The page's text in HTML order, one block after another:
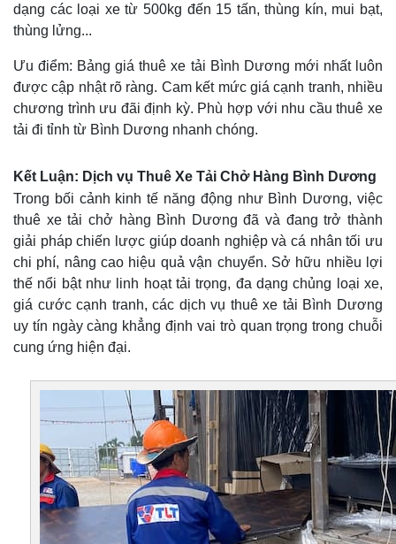
dạng các loại xe từ 500kg đến 15 tấn, thùng kín, mui bạt,
thùng lửng...
Ưu điểm: Bảng giá thuê xe tải Bình Dương mới nhất luôn
được cập nhật rõ ràng. Cam kết mức giá cạnh tranh, nhiều
chương trình ưu đãi định kỳ. Phù hợp với nhu cầu thuê xe
tải đi tỉnh từ Bình Dương nhanh chóng.
Kết Luận: Dịch vụ Thuê Xe Tải Chở Hàng Bình Dương
Trong bối cảnh kinh tế năng động như Bình Dương, việc
thuê xe tải chở hàng Bình Dương đã và đang trở thành
giải pháp chiến lược giúp doanh nghiệp và cá nhân tối ưu
chi phí, nâng cao hiệu quả vận chuyển. Sở hữu nhiều lợi
thế nổi bật như linh hoạt tải trọng, đa dạng chủng loại xe,
giá cước cạnh tranh, các dịch vụ thuê xe tải Bình Dương
uy tín ngày càng khẳng định vai trò quan trọng trong chuỗi
cung ứng hiện đại.